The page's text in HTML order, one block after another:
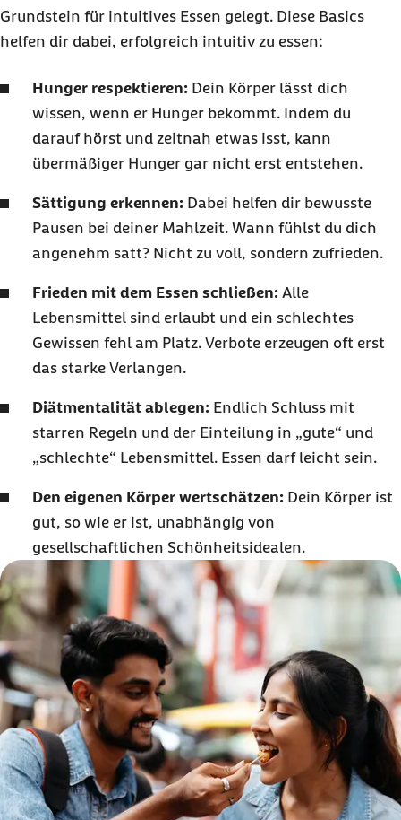
Grundstein für intuitives Essen gelegt. Diese Basics
helfen dir dabei, erfolgreich intuitiv zu essen:
Hunger respektieren: Dein Körper lässt dich
wissen, wenn er Hunger bekommt. Indem du
darauf hörst und zeitnah etwas isst, kann
übermäßiger Hunger gar nicht erst entstehen.
Sättigung erkennen: Dabei helfen dir bewusste
Pausen bei deiner Mahlzeit. Wann fühlst du dich
angenehm satt? Nicht zu voll, sondern zufrieden.
Frieden mit dem Essen schließen: Alle
Lebensmittel sind erlaubt und ein schlechtes
Gewissen fehl am Platz. Verbote erzeugen oft erst
das starke Verlangen.
Diätmentalität ablegen: Endlich Schluss mit
starren Regeln und der Einteilung in „gute“ und
„schlechte“ Lebensmittel. Essen darf leicht sein.
Den eigenen Körper wertschätzen: Dein Körper ist
gut, so wie er ist, unabhängig von
gesellschaftlichen Schönheitsidealen.